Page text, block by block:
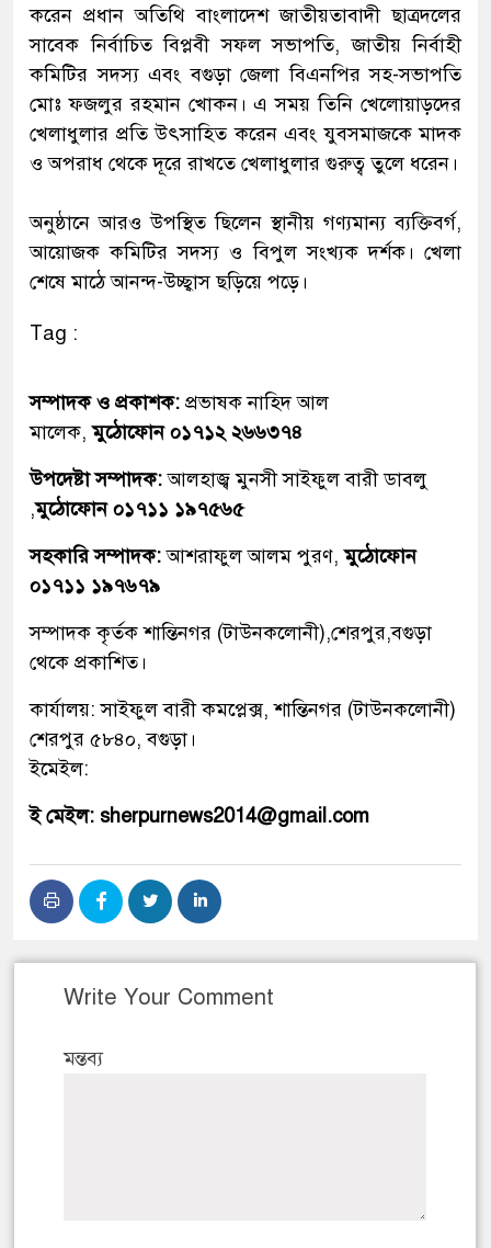
করেন প্রধান অতিথি বাংলাদেশ জাতীয়তাবাদী ছাত্রদলের
সাবেক নির্বাচিত বিপ্লবী সফল সভাপতি, জাতীয় নির্বাহী
কমিটির সদস্য এবং বগুড়া জেলা বিএনপির সহ-সভাপতি
মোঃ ফজলুর রহমান খোকন। এ সময় তিনি খেলোয়াড়দের
খেলাধুলার প্রতি উৎসাহিত করেন এবং যুবসমাজকে মাদক
ও অপরাধ থেকে দূরে রাখতে খেলাধুলার গুরুত্ব তুলে ধরেন।
‎অনুষ্ঠানে আরও উপস্থিত ছিলেন স্থানীয় গণ্যমান্য ব্যক্তিবর্গ,
আয়োজক কমিটির সদস্য ও বিপুল সংখ্যক দর্শক। খেলা
শেষে মাঠে আনন্দ-উচ্ছ্বাস ছড়িয়ে পড়ে।
Tag :
সম্পাদক ও প্রকাশক: প্রভাষক নাহিদ আল
মালেক,মুঠোফোন ০১৭১২ ২৬৬৩৭৪
উপদেষ্টা সম্পাদক:আলহাজ্ব মুনসী সাইফুল বারী ডাবলু
,মুঠোফোন ০১৭১১ ১৯৭৫৬৫
সহকারি সম্পাদক:আশরাফুল আলম পুরণ,মুঠোফোন
০১৭১১ ১৯৭৬৭৯
সম্পাদক কৃর্তক শান্তিনগর (টাউনকলোনী),শেরপুর,বগুড়া
থেকে প্রকাশিত।
কার্যালয়: সাইফুল বারী কমপ্লেক্স, শান্তিনগর (টাউনকলোনী)
শেরপুর ৫৮৪০, বগুড়া।
ইমেইল:
ই মেইল: sherpurnews2014@gmail.com
Write Your Comment
মন্তব্য